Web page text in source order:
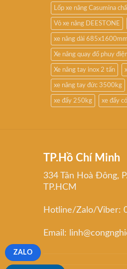
Lốp xe nâng Casumina
Vỏ xe nâng DEESTONE
xe nâng dài 685x1600mm
Xe nâng quay đổ phuy
Xe nâng tay inox 2 tấn
xe nâng tay đức 3500kg
xe đẩy 250kg xe đẩy
TP.Hồ Chí Minh
334 Tân Hoà Đông,
TP.HCM
Hotline/Zalo/Viber:
Email:
ZALO